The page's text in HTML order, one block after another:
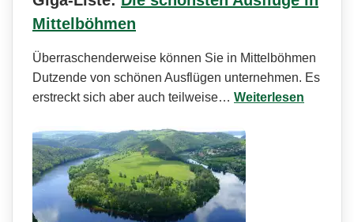
Mittelböhmen
Überraschenderweise können Sie in Mittelböhmen
Dutzende von schönen Ausflügen unternehmen. Es
erstreckt sich aber auch teilweise… Weiterlesen